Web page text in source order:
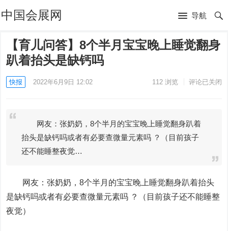
中国会展网 导航
【育儿问答】8个半月宝宝晚上睡觉翻身
趴着抬头是缺钙吗
快报 2022年6月9日 12:02 112浏览 评论已关闭
网友：张奶奶，8个半月的宝宝晚上睡觉翻身趴着
抬头是缺钙吗或者有必要查微量元素吗 ？（目前孩子
还不能睡整夜觉…
网友：张奶奶，8个半月的宝宝晚上睡觉翻身趴着抬头
是缺钙吗或者有必要查微量元素吗 ？（目前孩子还不能睡整
夜觉）